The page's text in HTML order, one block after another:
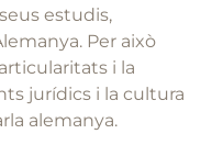
estudis,
Per això
i la
jurídics i la cultura
alemanya.